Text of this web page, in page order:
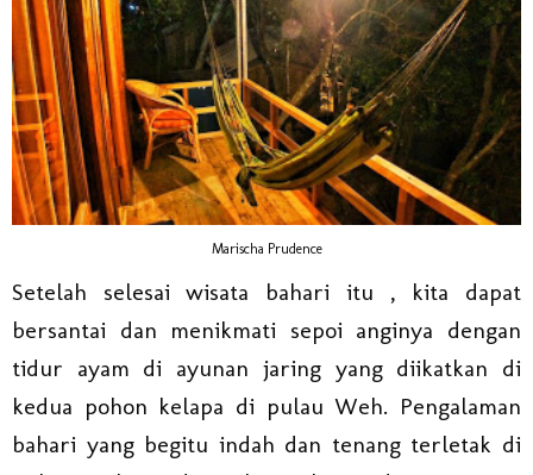
Marischa Prudence
Setelah selesai wisata bahari itu , kita dapat
bersantai dan menikmati sepoi anginya dengan
tidur ayam di ayunan jaring yang diikatkan di
kedua pohon kelapa di pulau Weh. Pengalaman
bahari yang begitu indah dan tenang terletak di